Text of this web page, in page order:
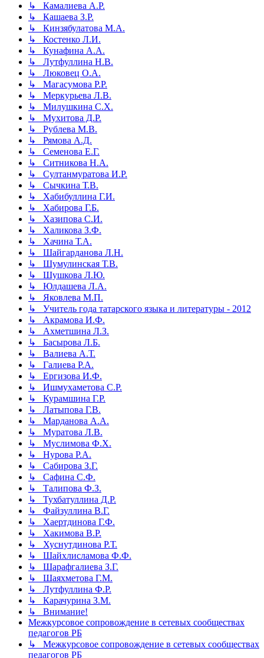
↳ Камалиева А.Р.
↳ Кашаева З.Р.
↳ Кинзябулатова М.А.
↳ Костенко Л.И.
↳ Кунафина А.А.
↳ Лутфуллина Н.В.
↳ Люковец О.А.
↳ Магасумова Р.Р.
↳ Меркурьева Л.В.
↳ Милушкина С.Х.
↳ Мухитова Д.Р.
↳ Рублева М.В.
↳ Рямова А.Д.
↳ Семенова Е.Г.
↳ Ситникова Н.А.
↳ Султанмуратова И.Р.
↳ Сычкина Т.В.
↳ Хабибуллина Г.И.
↳ Хабирова Г.Б.
↳ Хазипова С.И.
↳ Халикова З.Ф.
↳ Хачина Т.А.
↳ Шайгарданова Л.Н.
↳ Шумулинская Т.В.
↳ Шушкова Л.Ю.
↳ Юлдашева Л.А.
↳ Яковлева М.П.
↳ Учитель года татарского языка и литературы - 2012
↳ Акрамова И.Ф.
↳ Ахметшина Л.З.
↳ Басырова Л.Б.
↳ Валиева А.Т.
↳ Галиева Р.А.
↳ Ергизова И.Ф.
↳ Ишмухаметова С.Р.
↳ Курамшина Г.Р.
↳ Латыпова Г.В.
↳ Марданова А.А.
↳ Муратова Л.В.
↳ Муслимова Ф.Х.
↳ Нурова Р.А.
↳ Сабирова З.Г.
↳ Сафина С.Ф.
↳ Талипова Ф.З.
↳ Тухбатуллина Д.Р.
↳ Файзуллина В.Г.
↳ Хаертдинова Г.Ф.
↳ Хакимова В.Р.
↳ Хуснутдинова Р.Т.
↳ Шайхлисламова Ф.Ф.
↳ Шарафгалиева З.Г.
↳ Шаяхметова Г.М.
↳ Лутфуллина Ф.Р.
↳ Карачурина З.М.
↳ Внимание!
Межкурсовое сопровождение в сетевых сообществах
педагогов РБ
↳ Межкурсовое сопровождение в сетевых сообществах
педагогов РБ